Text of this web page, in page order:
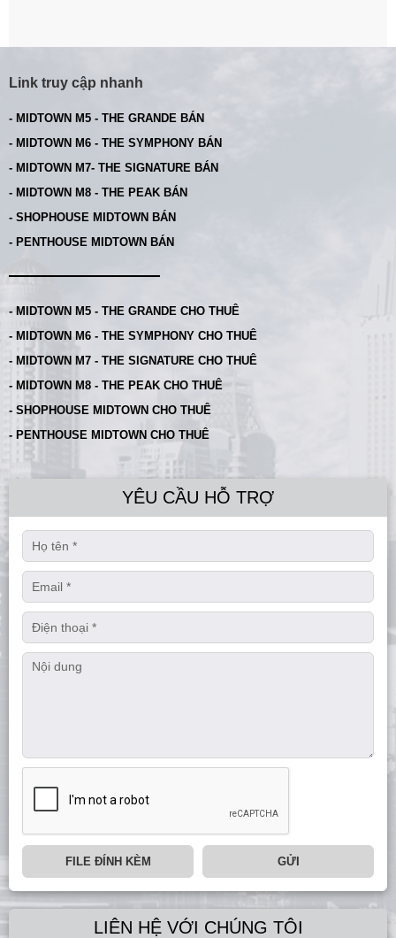
Link truy cập nhanh
- MIDTOWN M5 - THE GRANDE BÁN
- MIDTOWN M6 - THE SYMPHONY BÁN
- MIDTOWN M7- THE SIGNATURE BÁN
- MIDTOWN M8 - THE PEAK BÁN
- SHOPHOUSE MIDTOWN BÁN
- PENTHOUSE MIDTOWN BÁN
- MIDTOWN M5 - THE GRANDE CHO THUÊ
- MIDTOWN M6 - THE SYMPHONY CHO THUÊ
- MIDTOWN M7 - THE SIGNATURE CHO THUÊ
- MIDTOWN M8 - THE PEAK CHO THUÊ
- SHOPHOUSE MIDTOWN CHO THUÊ
- PENTHOUSE MIDTOWN CHO THUÊ
YÊU CẦU HỖ TRỢ
FILE ĐÍNH KÈM GỬI
LIÊN HỆ VỚI CHÚNG TÔI